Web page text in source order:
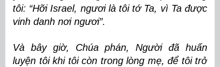
tôi: “Hỡi Israel, ngươi là tôi tớ Ta, vì Ta được
vinh danh nơi ngươi”.
Và bây giờ, Chúa phán, Người đã huấn
luyện tôi khi tôi còn trong lòng mẹ, để tôi trở